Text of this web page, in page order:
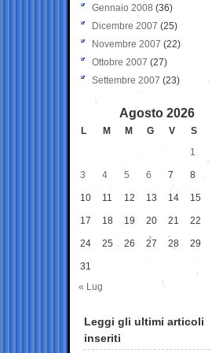
Gennaio 2008 (36)
Dicembre 2007 (25)
Novembre 2007 (22)
Ottobre 2007 (27)
Settembre 2007 (23)
Agosto 2026
L M M G V S
1
3 4 5 6 7 8
10 11 12 13 14 15
17 18 19 20 21 22
24 25 26 27 28 29
31
« Lug
Leggi gli ultimi articoli
inseriti